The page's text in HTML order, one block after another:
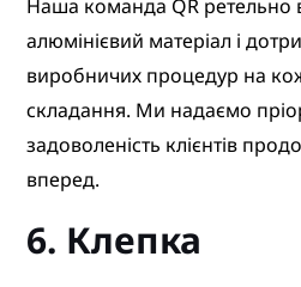
Наша команда QR ретельно
алюмінієвий матеріал і
виробничих процедур на
складання. Ми надаємо
задоволеність клієнтів
вперед.
6. Клепка